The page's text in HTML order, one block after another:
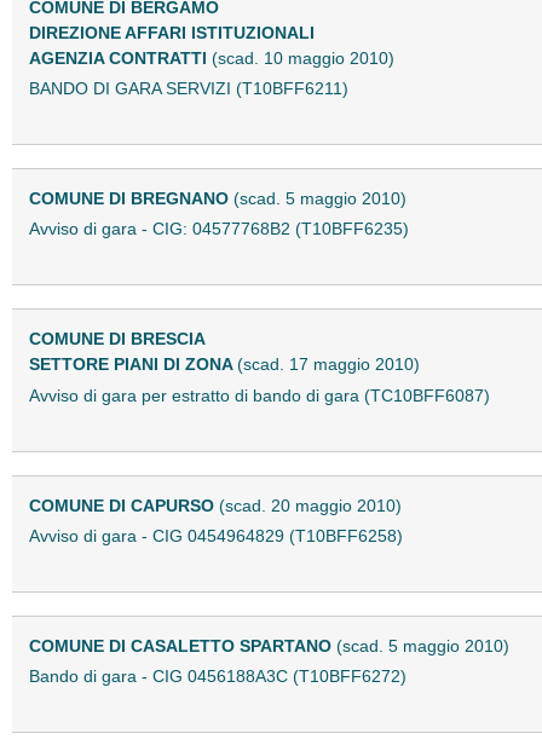
COMUNE DI BERGAMO
DIREZIONE AFFARI ISTITUZIONALI
AGENZIA CONTRATTI (scad. 10 maggio 2010)
BANDO DI GARA SERVIZI (T10BFF6211)
COMUNE DI BREGNANO (scad. 5 maggio 2010)
Avviso di gara - CIG: 04577768B2 (T10BFF6235)
COMUNE DI BRESCIA
SETTORE PIANI DI ZONA(scad. 17 maggio 2010)
Avviso di gara per estratto di bando di gara (TC10BFF6087)
COMUNE DI CAPURSO (scad. 20 maggio 2010)
Avviso di gara - CIG 0454964829 (T10BFF6258)
COMUNE DI CASALETTO SPARTANO (scad. 5 maggio 2010)
Bando di gara - CIG 0456188A3C (T10BFF6272)